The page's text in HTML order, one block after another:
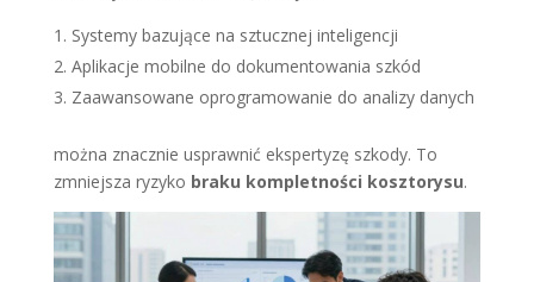
Systemy bazujące na sztucznej inteligencji
Aplikacje mobilne do dokumentowania szkód
Zaawansowane oprogramowanie do analizy danych
można znacznie usprawnić ekspertyzę szkody. To
zmniejsza ryzyko braku kompletności kosztorysu.